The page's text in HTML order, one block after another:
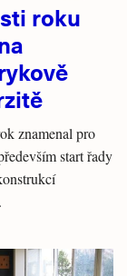
roku
znamenal pro
start řady